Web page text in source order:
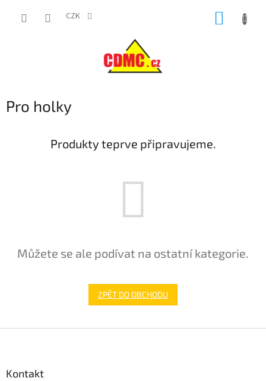
CZK
Pro holky
Produkty teprve připravujeme.
Můžete se ale podívat na ostatní kategorie.
ZPĚT DO OBCHODU
Kontakt